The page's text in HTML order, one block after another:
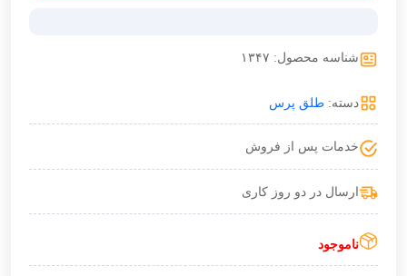
ناموجود
ارسال در دو روز کاری
خدمات پس از فروش
دسته: طلق پرس
شناسه محصول: ۱۳۴۷